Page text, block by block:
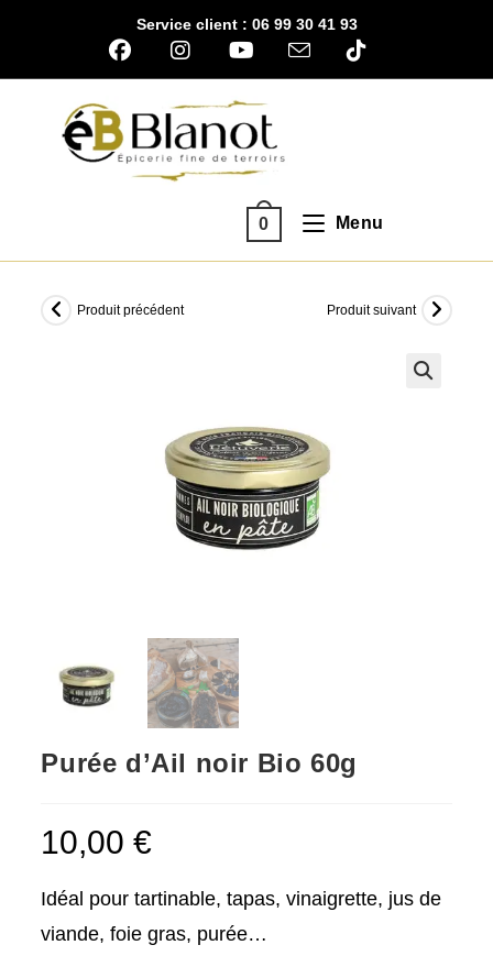
Service client : 06 99 30 41 93
0 Menu
Produit précédent Produit suivant
Purée d’Ail noir Bio 60g
10,00€
Idéal pour tartinable, tapas, vinaigrette, jus de
viande, foie gras, purée…